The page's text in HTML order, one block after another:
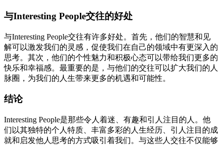
与Interesting People交往的好处
与Interesting People交往有许多好处。首先，他们的智慧和见
解可以激发我们的灵感，促使我们在自己的领域中有更深入的
思考。其次，他们的个性魅力和积极心态可以带给我们更多的
快乐和幸福感。最重要的是，与他们的交往可以扩大我们的人
脉圈，为我们的人生带来更多的机遇和可能性。
结论
Interesting People是那些令人着迷、有趣和引人注目的人。他
们以其独特的个人特质、丰富多彩的人生经历、引人注目的成
就和启发他人思考的方式吸引着我们。与这些人交往不仅能够